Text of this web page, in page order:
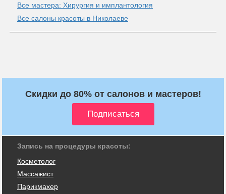
Все мастера: Хирургия и имплантология
Все салоны красоты в Николаеве
Скидки до 80% от салонов и мастеров!
Запись на процедуры красоты:
Косметолог
Массажист
Парикмахер